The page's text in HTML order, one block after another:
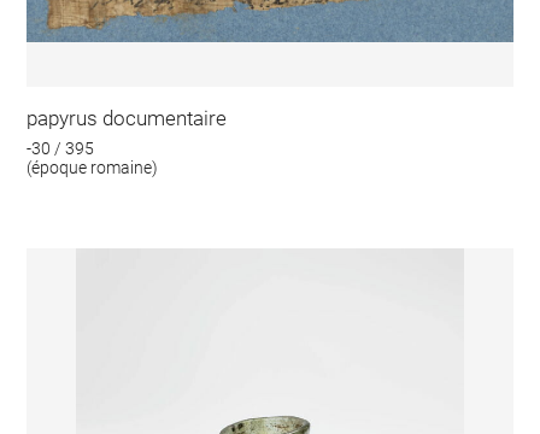
papyrus documentaire
-30 / 395
(époque romaine)